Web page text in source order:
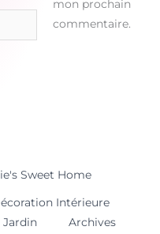
mon prochain
commentaire.
Sweet Home
Intérieure
Jardin Archives